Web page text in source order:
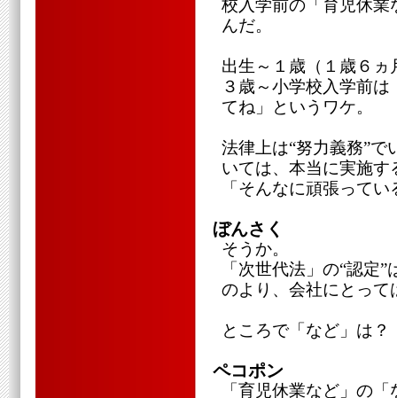
校入学前の「育児休業
んだ。
出生～１歳（１歳６
３歳～小学校入学前
てね」というワケ。
法律上は“努力義務”
いては、本当に実施
「そんなに頑張って
ぼんさく
そうか。
「次世代法」の“認定
のより、会社にとって
ところで「など」は？
ペコポン
「育児休業など」の